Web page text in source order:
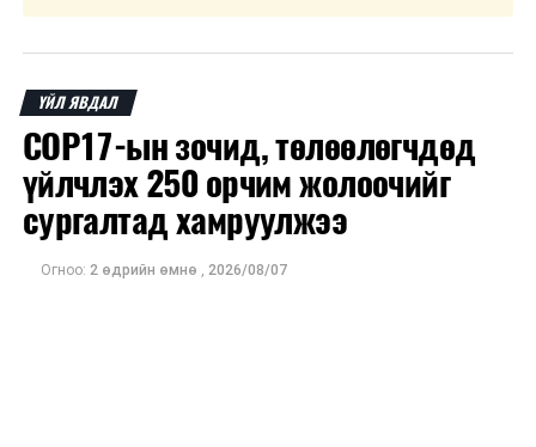
ҮЙЛ ЯВДАЛ
COP17-ын зочид, төлөөлөгчдөд
үйлчлэх 250 орчим жолоочийг
сургалтад хамруулжээ
Огноо: 2 өдрийн өмнө , 2026/08/07